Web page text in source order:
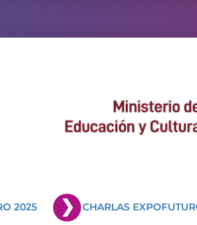
2025 CHARLAS